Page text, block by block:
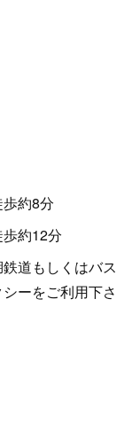
約8分
約12分
道もしくはバス
ーをご利用下さ